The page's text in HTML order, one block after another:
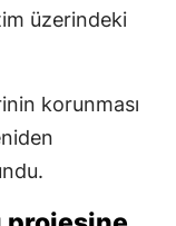
üzerindeki
korunması